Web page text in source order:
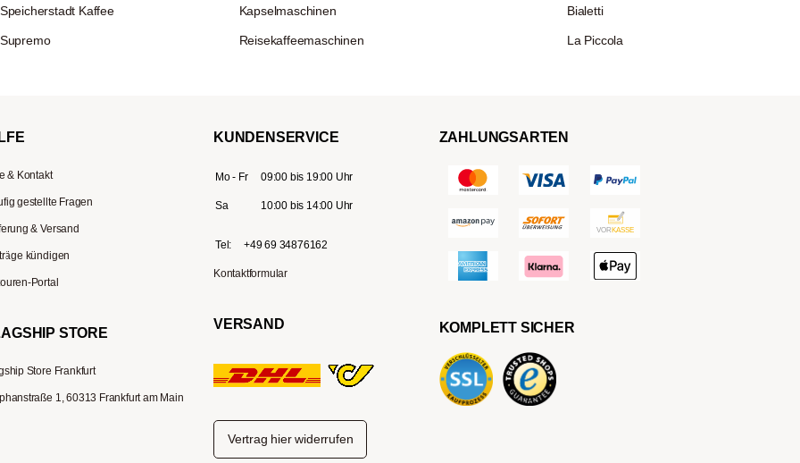
Speicherstadt Kaffee
Supremo
Kapselmaschinen
Reisekaffeemaschinen
Bialetti
La Piccola
& Kontakt
gestellte Fragen
& Versand
kündigen
Portal
STORE
Store Frankfurt
1, 60313 Frankfurt am Main
KUNDENSERVICE
Mo - Fr 09:00 bis 19:00 Uhr
Sa 10:00 bis 14:00 Uhr
Tel: +49 69 34876162
Kontaktformular
VERSAND
Vertrag hier widerrufen
ZAHLUNGSARTEN
KOMPLETT SICHER